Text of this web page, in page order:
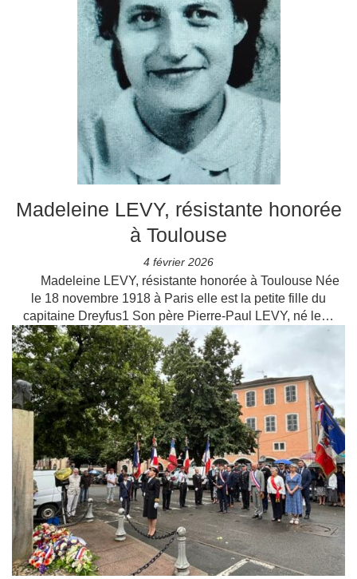
Madeleine LEVY, résistante honorée
à Toulouse
4 février 2026
Madeleine LEVY, résistante honorée à Toulouse Née
le 18 novembre 1918 à Paris elle est la petite fille du
capitaine Dreyfus1 Son père Pierre-Paul LEVY, né le…